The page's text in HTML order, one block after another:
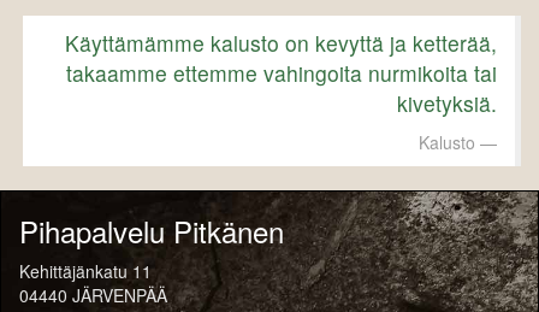
Käyttämämme kalusto on kevyttä ja ketterää,
takaamme ettemme vahingoita nurmikoita tai
kivetyksiä.
Kalusto
Pihapalvelu Pitkänen
Kehittäjänkatu 11
04440 JÄRVENPÄÄ